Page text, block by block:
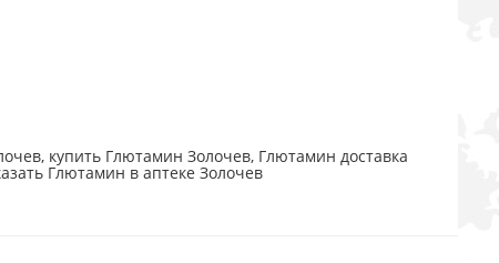
купить Глютамин Золочев, Глютамин доставка
Глютамин в аптеке Золочев